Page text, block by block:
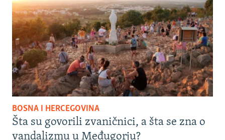
BOSNA I HERCEGOVINA
Šta su govorili zvaničnici, a šta se zna o
vandalizmu u Međugorju?